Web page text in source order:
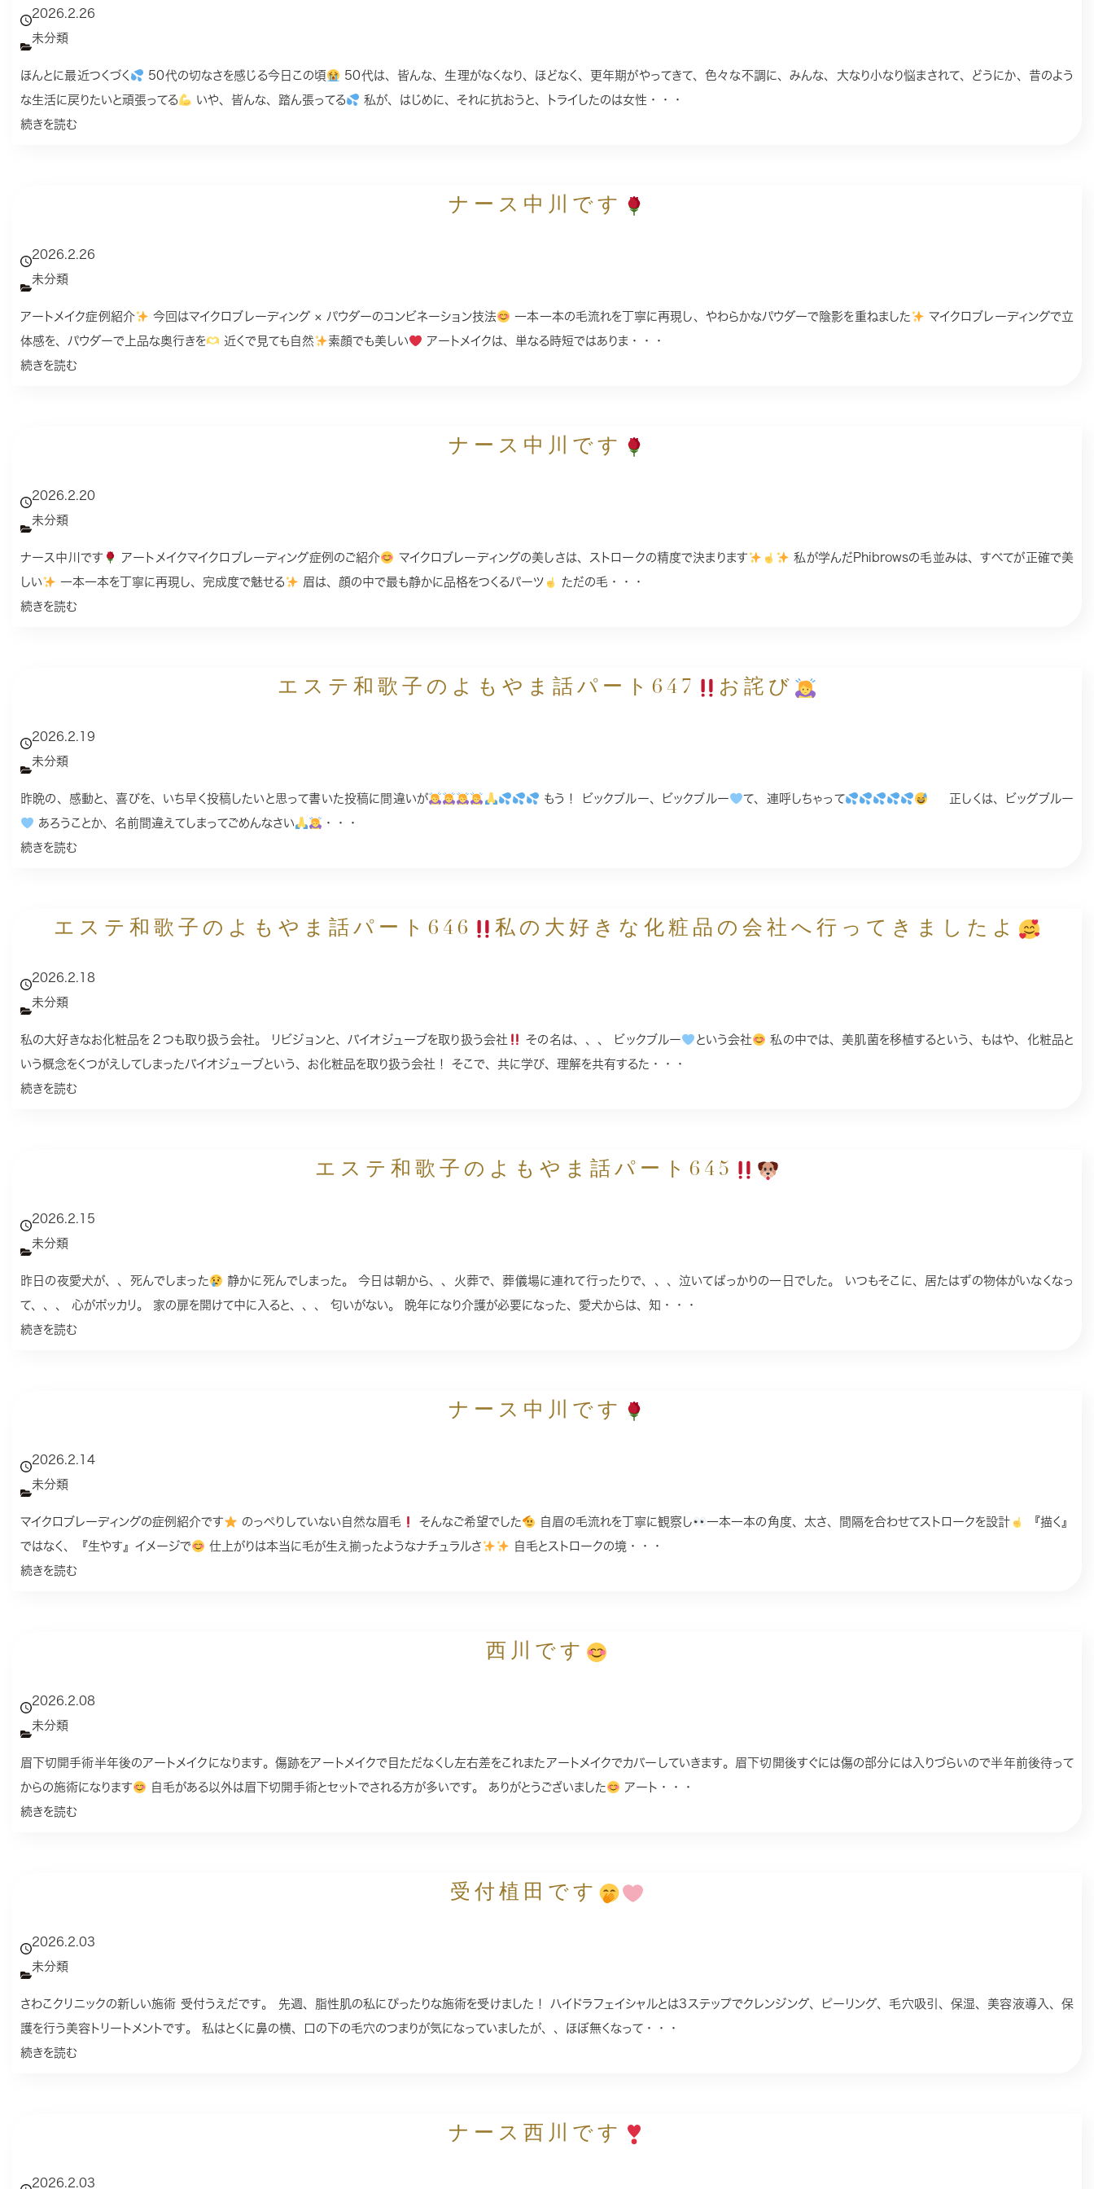
2026.2.26
未分類
ほんとに最近つくづく 50代の切なさを感じる今日この頃
50代は、皆んな、生理がなくなり、ほどなく、更年期がやってきて、色々な不調に、みんな、大なり小なり悩まされて、どうにか、昔のよう
な生活に戻りたいと頑張ってる
いや、皆んな、踏ん張ってる
私が、はじめに、それに抗おうと、トライしたのは女性・・・
続きを読む
ナース中川です
2026.2.26
未分類
アートメイク症例紹介 今回はマイクロブレーディング × パウダーのコンビネーション技法 一本一本の毛流れを丁寧に再現し、やわらかなパウダーで陰影を重ねました
マイクロブレーディングで立
体感を、パウダーで上品な奥行きを
近くで見ても自然 素顔でも美しい
アートメイクは、単なる時短ではありま・・・
続きを読む
ナース中川です
2026.2.20
未分類
ナース中川です アートメイクマイクロブレーディング症例のご紹介 マイクロブレーディングの美しさは、ストロークの精度で決まります
私が学んだPhibrowsの毛並みは、すべてが正確で美
しい
一本一本を丁寧に再現し、完成度で魅せる 眉は、顔の中で最も静かに品格をつくるパーツ
ただの毛・・・
続きを読む
エステ和歌子のよもやま話パート647 お詫び
2026.2.19
未分類
昨晩の、感動と、喜びを、いち早く投稿したいと思って書いた投稿に間違いが もう！ ビックブルー、ビックブルー て、連呼しちゃって
正しくは、ビッグブルー
あろうことか、名前間違えてしまってごめんなさい
・・・
続きを読む
エステ和歌子のよもやま話パート646 私の大好きな化粧品の会社へ行ってきましたよ
2026.2.18
未分類
私の大好きなお化粧品を２つも取り扱う会社。 リビジョンと、バイオジューブを取り扱う会社 その名は、、、 ビックブルー という会社
私の中では、美肌菌を移植するという、もはや、化粧品と
いう概念をくつがえしてしまったバイオジューブという、お化粧品を取り扱う会社！ そこで、共に学び、理解を共有するた・・・
続きを読む
エステ和歌子のよもやま話パート645
2026.2.15
未分類
昨日の夜愛犬が、、死んでしまった
静かに死んでしまった。 今日は朝から、、火葬で、葬儀場に連れて行ったりで、、、泣いてばっかりの一日でした。 いつもそこに、居たはずの物体がいなくなっ
て、、、 心がポッカリ。 家の扉を開けて中に入ると、、、 匂いがない。 晩年になり介護が必要になった、愛犬からは、知・・・
続きを読む
ナース中川です
2026.2.14
未分類
マイクロブレーディングの症例紹介です のっぺりしていない自然な眉毛 そんなご希望でした 自眉の毛流れを丁寧に観察し 一本一本の角度、太さ、間隔を合わせてストロークを設計
『描く』
ではなく、『生やす』イメージで
仕上がりは本当に毛が生え揃ったようなナチュラルさ
自毛とストロークの境・・・
続きを読む
西川です
2026.2.08
未分類
眉下切開手術半年後のアートメイクになります。傷跡をアートメイクで目ただなくし左右差をこれまたアートメイクでカバーしていきます。眉下切開後すぐには傷の部分には入りづらいので半年前後待って
からの施術になります
自毛がある以外は眉下切開手術とセットでされる方が多いです。 ありがとうございました
アート・・・
続きを読む
受付植田です
2026.2.03
未分類
さわこクリニックの新しい施術 受付うえだです。 先週、脂性肌の私にぴったりな施術を受けました！ ハイドラフェイシャルとは3ステップでクレンジング、ピーリング、毛穴吸引、保湿、美容液導入、保
護を行う美容トリートメントです。 私はとくに鼻の横、口の下の毛穴のつまりが気になっていましたが、、ほぼ無くなって・・・
続きを読む
ナース西川です
2026.2.03